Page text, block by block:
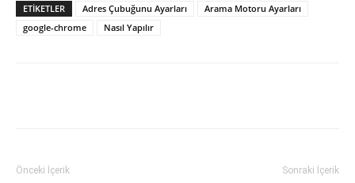
ETIKETLER Adres Çubuğunu Ayarları
Arama Motoru Ayarları
google-chrome
Nasıl Yapılır
Önceki İçerik Sonraki İçerik